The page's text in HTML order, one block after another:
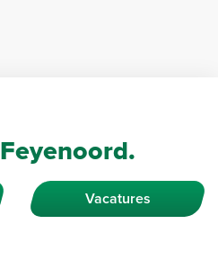
Feyenoord.
Vacatures